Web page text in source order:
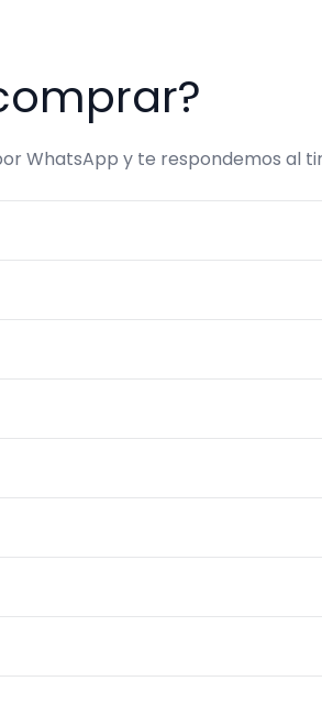
WhatsApp y te respondemos al